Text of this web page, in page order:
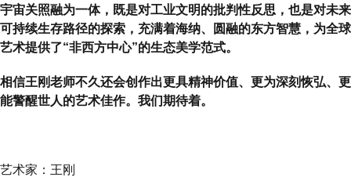
宇宙关照融为一体，既是对工业文明的批判性反思，也是对未来
可持续生存路径的探索，充满着海纳、圆融的东方智慧，为全球
艺术提供了“非西方中心”的生态美学范式。
相信王刚老师不久还会创作出更具精神价值、更为深刻恢弘、更
能警醒世人的艺术佳作。我们期待着。
艺术家：王刚